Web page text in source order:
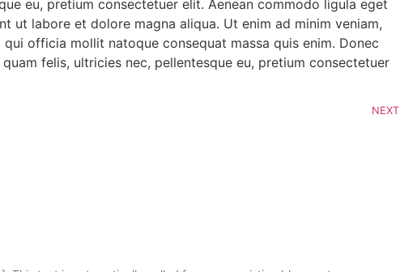
eu, pretium consectetuer elit. Aenean commodo ligula eget
ut labore et dolore magna aliqua. Ut enim ad minim veniam,
officia mollit natoque consequat massa quis enim. Donec
felis, ultricies nec, pellentesque eu, pretium consectetuer
NEXT